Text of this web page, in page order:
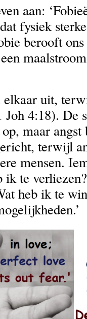
aan:
fysiek
berooft
uit,
4:18). De
maar
terwijl
mensen.
ik te
heb ik te